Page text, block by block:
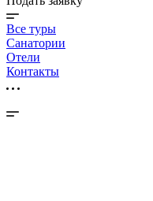
Все туры
Санатории
Отели
Контакты